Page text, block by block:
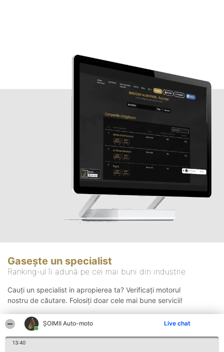
ȘOIMII Auto-moto Live chat
13:40
Gasește un specialist
Ranking-ul îi adună pe cei mai buni din industrie
Cauți un specialist in apropierea ta? Verificați motorul
nostru de căutare. Folosiți doar cele mai bune servicii!